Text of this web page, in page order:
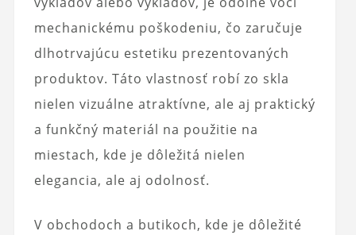
mechanickému poškodeniu, čo zaručuje
dlhotrvajúcu estetiku prezentovaných
produktov. Táto vlastnosť robí zo skla
nielen vizuálne atraktívne, ale aj praktický
a funkčný materiál na použitie na
miestach, kde je dôležitá nielen
elegancia, ale aj odolnosť.
V obchodoch a butikoch, kde je dôležité